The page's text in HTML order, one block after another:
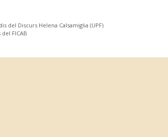
del Discurs Helena Calsamiglia (UPF)
FICAB